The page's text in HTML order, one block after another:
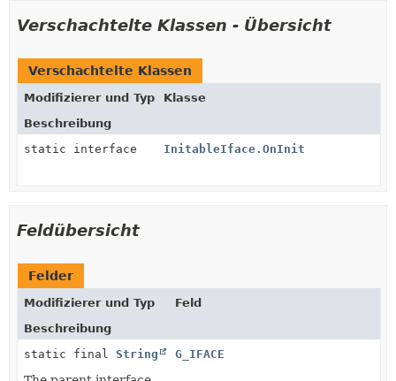
Verschachtelte Klassen - Übersicht
Verschachtelte Klassen
Modifizierer und Typ
Klasse
Beschreibung
static interface
InitableIface.OnInit
Feldübersicht
Felder
Modifizierer und Typ
Feld
Beschreibung
static final String G_IFACE